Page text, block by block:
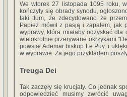
We wtorek 27 listopada 1095 roku,
kończyły się obrady synodu,
taki tłum, że zdecydowano że
Papież mówił z pasją i zapałem, jak
wyprawy, która miałaby odzyskać
wielokrotnie przerywane okrzykami
powstał Ademar biskup Le Puy, i
w wyprawie. Za jego przykładem
Treuga Dei
Tak zaczęły się krucjaty. Co jednak
odpowiedzieć musimy zwrócić